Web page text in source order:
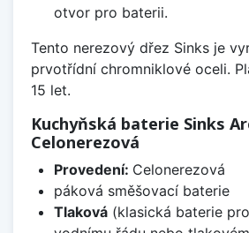
otvor pro baterii.
Tento nerezový dřez Sinks je
prvotřídní chromniklové oceli.
15 let.
Kuchyňská baterie Sinks
Celonerezová
Provedení: Celonerezová
páková směšovací baterie
Tlaková(klasická baterie